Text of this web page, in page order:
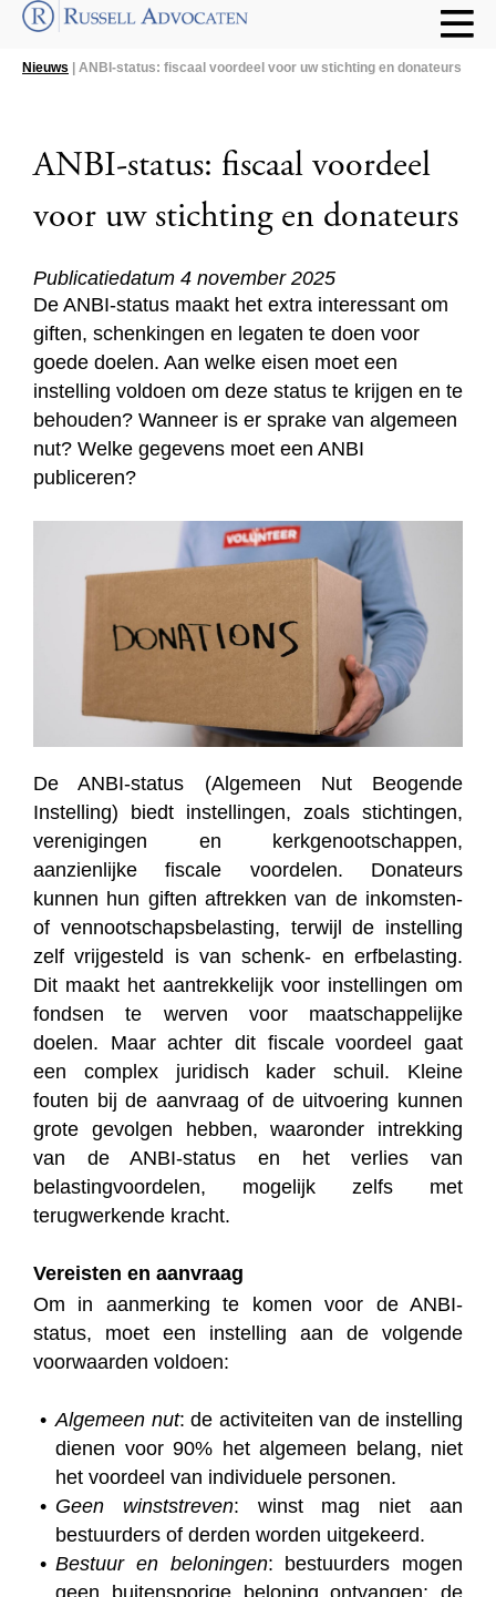
Nieuws | ANBI-status: fiscaal voordeel voor uw stichting en donateurs
ANBI-status: fiscaal voordeel
voor uw stichting en donateurs
Publicatiedatum 4 november 2025
De ANBI-status maakt het extra interessant om
giften, schenkingen en legaten te doen voor
goede doelen. Aan welke eisen moet een
instelling voldoen om deze status te krijgen en te
behouden? Wanneer is er sprake van algemeen
nut? Welke gegevens moet een ANBI
publiceren?
De ANBI-status (Algemeen Nut Beogende
Instelling) biedt instellingen, zoals stichtingen,
verenigingen en kerkgenootschappen,
aanzienlijke fiscale voordelen. Donateurs
kunnen hun giften aftrekken van de inkomsten-
of vennootschapsbelasting, terwijl de instelling
zelf vrijgesteld is van schenk- en erfbelasting.
Dit maakt het aantrekkelijk voor instellingen om
fondsen te werven voor maatschappelijke
doelen. Maar achter dit fiscale voordeel gaat
een complex juridisch kader schuil. Kleine
fouten bij de aanvraag of de uitvoering kunnen
grote gevolgen hebben, waaronder intrekking
van de ANBI-status en het verlies van
belastingvoordelen, mogelijk zelfs met
terugwerkende kracht.
Vereisten en aanvraag
Om in aanmerking te komen voor de ANBI-
status, moet een instelling aan de volgende
voorwaarden voldoen:
Algemeen nut: de activiteiten van de instelling
dienen voor 90% het algemeen belang, niet
het voordeel van individuele personen.
Geen winststreven: winst mag niet aan
bestuurders of derden worden uitgekeerd.
Bestuur en beloningen: bestuurders mogen